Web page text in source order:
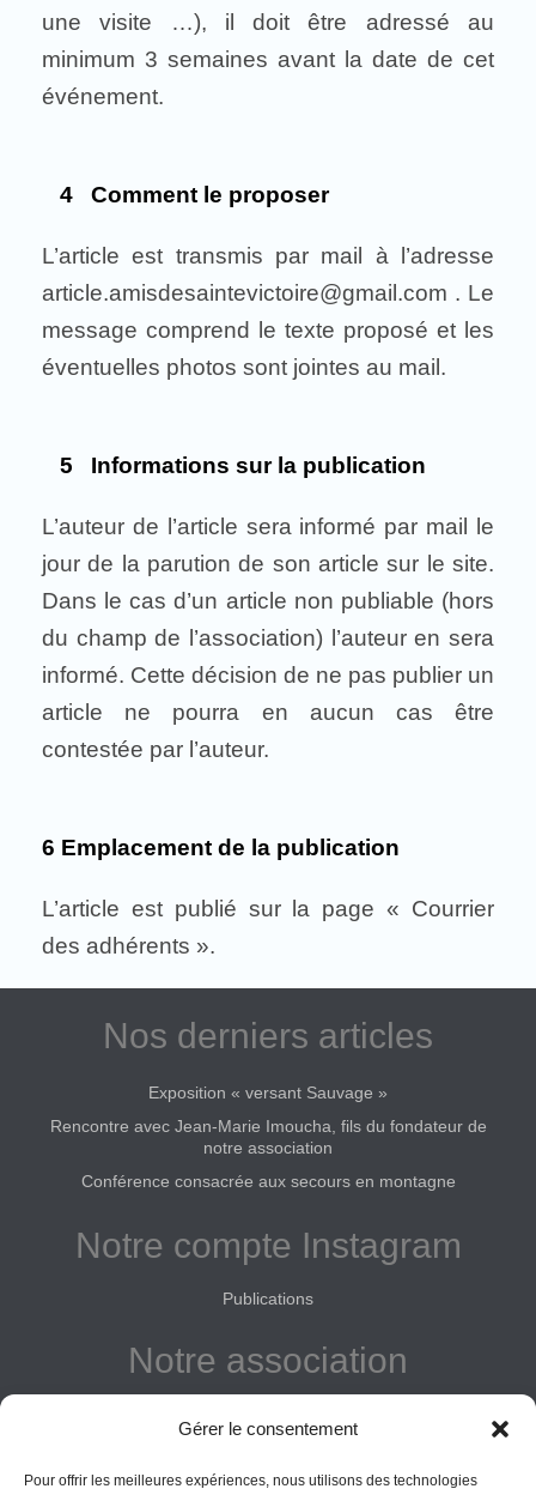
Gérer le consentement
Pour offrir les meilleures expériences, nous utilisons des technologies
une visite …), il doit être adressé au
minimum 3 semaines avant la date de cet
événement.
4 Comment le proposer
L’article est transmis par mail à l’adresse
article.amisdesaintevictoire@gmail.com . Le
message comprend le texte proposé et les
éventuelles photos sont jointes au mail.
5 Informations sur la publication
L’auteur de l’article sera informé par mail le
jour de la parution de son article sur le site.
Dans le cas d’un article non publiable (hors
du champ de l’association) l’auteur en sera
informé. Cette décision de ne pas publier un
article ne pourra en aucun cas être
contestée par l’auteur.
6 Emplacement de la publication
L’article est publié sur la page « Courrier
des adhérents ».
Nos derniers articles
Exposition « versant Sauvage »
Rencontre avec Jean-Marie Imoucha, fils du fondateur de
notre association
Conférence consacrée aux secours en montagne
Notre compte Instagram
Publications
Notre association